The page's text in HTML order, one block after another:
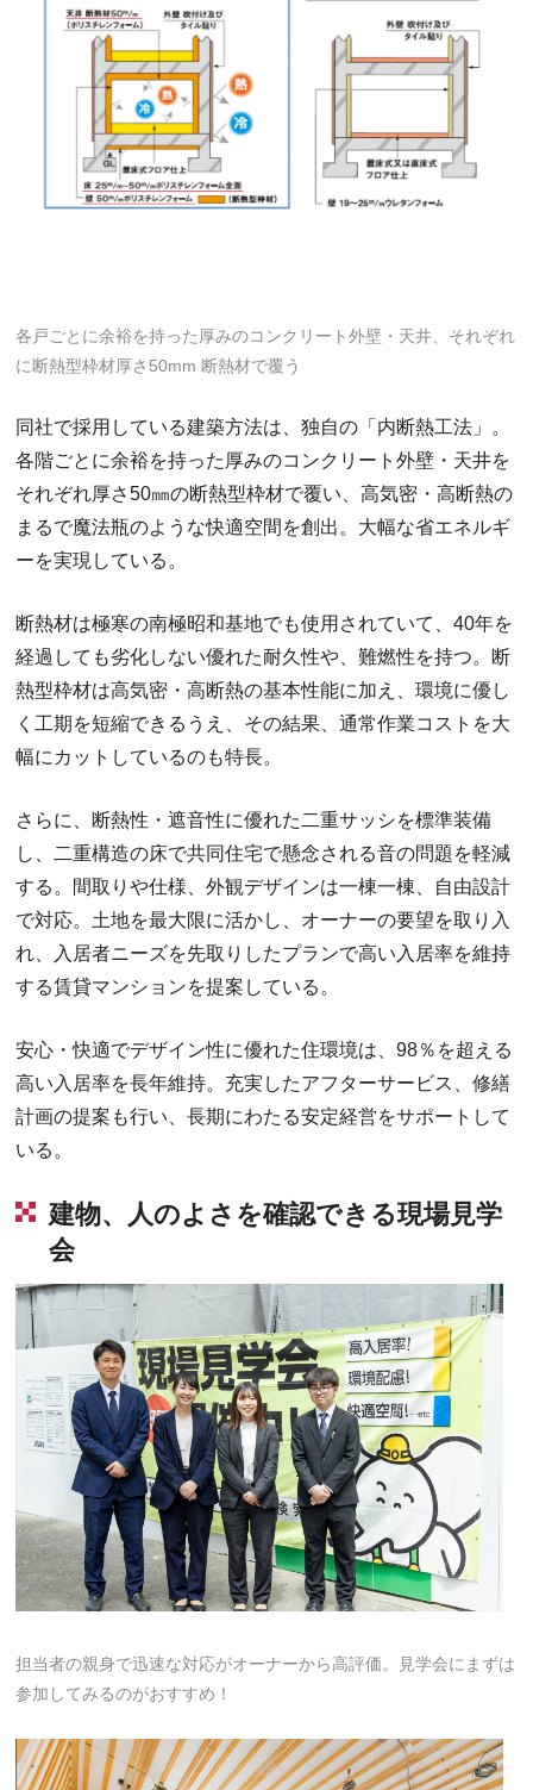
各戸ごとに余裕を持った厚みのコンクリート外壁・天井、それぞれ
に断熱型枠材厚さ50mm 断熱材で覆う
同社で採用している建築方法は、独自の「内断熱工法」。
各階ごとに余裕を持った厚みのコンクリート外壁・天井を
それぞれ厚さ50㎜の断熱型枠材で覆い、高気密・高断熱の
まるで魔法瓶のような快適空間を創出。大幅な省エネルギ
ーを実現している。
断熱材は極寒の南極昭和基地でも使用されていて、40年を
経過しても劣化しない優れた耐久性や、難燃性を持つ。断
熱型枠材は高気密・高断熱の基本性能に加え、環境に優し
く工期を短縮できるうえ、その結果、通常作業コストを大
幅にカットしているのも特長。
さらに、断熱性・遮音性に優れた二重サッシを標準装備
し、二重構造の床で共同住宅で懸念される音の問題を軽減
する。間取りや仕様、外観デザインは一棟一棟、自由設計
で対応。土地を最大限に活かし、オーナーの要望を取り入
れ、入居者ニーズを先取りしたプランで高い入居率を維持
する賃貸マンションを提案している。
安心・快適でデザイン性に優れた住環境は、98％を超える
高い入居率を長年維持。充実したアフターサービス、修繕
計画の提案も行い、長期にわたる安定経営をサポートして
いる。
建物、人のよさを確認できる現場見学
会
担当者の親身で迅速な対応がオーナーから高評価。見学会にまずは
参加してみるのがおすすめ！